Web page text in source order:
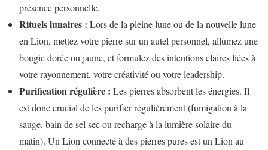
présence personnelle.
Rituels lunaires : Lors de la pleine lune ou de la nouvelle lune
en Lion, mettez votre pierre sur un autel personnel, allumez une
bougie dorée ou jaune, et formulez des intentions claires liées à
votre rayonnement, votre créativité ou votre leadership.
Purification régulière : Les pierres absorbent les énergies. Il
est donc crucial de les purifier régulièrement (fumigation à la
sauge, bain de sel sec ou recharge à la lumière solaire du
matin). Un Lion connecté à des pierres pures est un Lion au